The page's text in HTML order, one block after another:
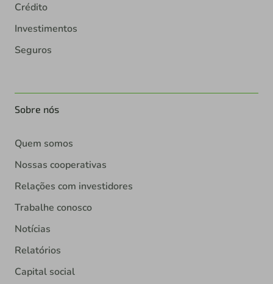
Crédito
Investimentos
Seguros
Sobre nós
Quem somos
Nossas cooperativas
Relações com investidores
Trabalhe conosco
Notícias
Relatórios
Capital social